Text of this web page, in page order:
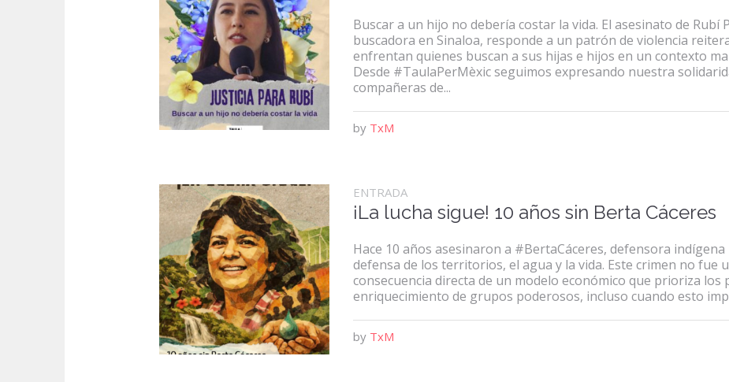
Buscar a un hijo no debería costar la vida. El asesinato de Rubí
buscadora en Sinaloa, responde a un patrón de violencia
enfrentan quienes buscan a sus hijas e hijos en un contexto
Desde #TaulaPerMèxic seguimos expresando nuestra
compañeras de...
by TxM
ENTRADA
¡La lucha sigue! 10 años sin Berta Cáceres
Hace 10 años asesinaron a #BertaCáceres, defensora
defensa de los territorios, el agua y la vida. Este crimen no fue
consecuencia directa de un modelo económico que prioriza los
enriquecimiento de grupos poderosos, incluso cuando esto
by TxM